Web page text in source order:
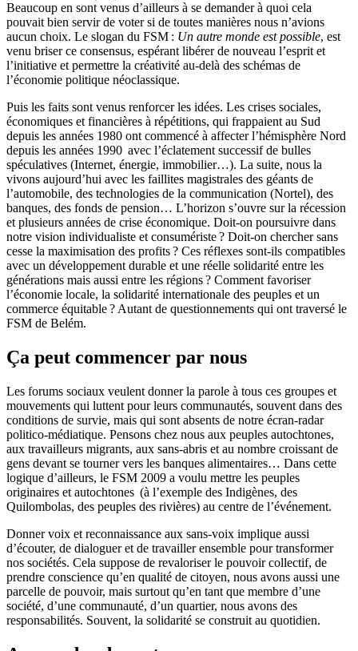
Beaucoup en sont venus d’ailleurs à se demander à quoi cela
pouvait bien servir de voter si de toutes manières nous n’avions
aucun choix. Le slogan du FSM : Un autre monde est possible, est
venu briser ce consensus, espérant libérer de nouveau l’esprit et
l’initiative et permettre la créativité au-delà des schémas de
l’économie politique néoclassique.
Puis les faits sont venus renforcer les idées. Les crises sociales,
économiques et financières à répétitions, qui frappaient au Sud
depuis les années 1980 ont commencé à affecter l’hémisphère Nord
depuis les années 1990 avec l’éclatement successif de bulles
spéculatives (Internet, énergie, immobilier…). La suite, nous la
vivons aujourd’hui avec les faillites magistrales des géants de
l’automobile, des technologies de la communication (Nortel), des
banques, des fonds de pension… L’horizon s’ouvre sur la récession
et plusieurs années de crise économique. Doit-on poursuivre dans
notre vision individualiste et consumériste ? Doit-on chercher sans
cesse la maximisation des profits ? Ces réflexes sont-ils compatibles
avec un développement durable et une réelle solidarité entre les
générations mais aussi entre les régions ? Comment favoriser
l’économie locale, la solidarité internationale des peuples et un
commerce équitable ? Autant de questionnements qui ont traversé le
FSM de Belém.
Ça peut commencer par nous
Les forums sociaux veulent donner la parole à tous ces groupes et
mouvements qui luttent pour leurs communautés, souvent dans des
conditions de survie, mais qui sont absents de notre écran-radar
politico-médiatique. Pensons chez nous aux peuples autochtones,
aux travailleurs migrants, aux sans-abris et au nombre croissant de
gens devant se tourner vers les banques alimentaires… Dans cette
logique d’ailleurs, le FSM 2009 a voulu mettre les peuples
originaires et autochtones (à l’exemple des Indigènes, des
Quilombolas, des peuples des rivières) au centre de l’événement.
Donner voix et reconnaissance aux sans-voix implique aussi
d’écouter, de dialoguer et de travailler ensemble pour transformer
nos sociétés. Cela suppose de revaloriser le pouvoir collectif, de
prendre conscience qu’en qualité de citoyen, nous avons aussi une
parcelle de pouvoir, mais surtout qu’en tant que membre d’une
société, d’une communauté, d’un quartier, nous avons des
responsabilités. Souvent, la solidarité se construit au quotidien.